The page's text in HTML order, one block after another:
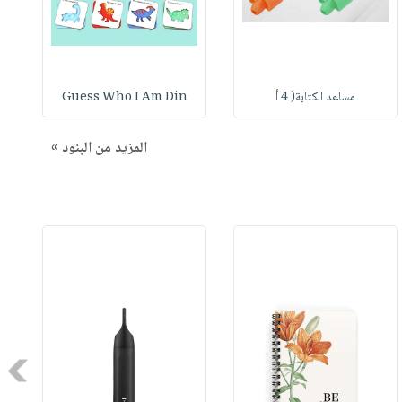
مساعد الكتابة( 4 أ Guess Who I Am Din
المزيد من البنود »